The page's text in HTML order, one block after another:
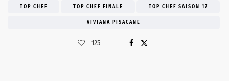
TOP CHEF TOP CHEF FINALE TOP CHEF SAISON 17
VIVIANA PISACANE
125